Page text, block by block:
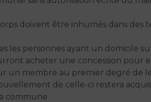
doivent être inhumés dans des
les personnes ayant un domicile
acheter une concession pour
un membre au premier degré de
de celle-ci restera acquis
commune